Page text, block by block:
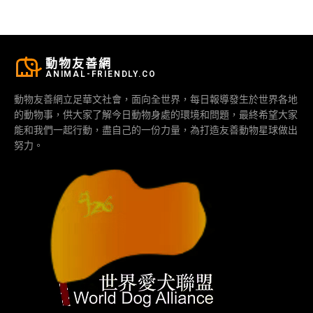
動物友善網
ANIMAL-FRIENDLY.CO
動物友善網立足華文社會，面向全世界，每日報導發生於世界各地
的動物事，供大家了解今日動物身處的環境和問題，最終希望大家
能和我們一起行動，盡自己的一份力量，為打造友善動物星球做出
努力。